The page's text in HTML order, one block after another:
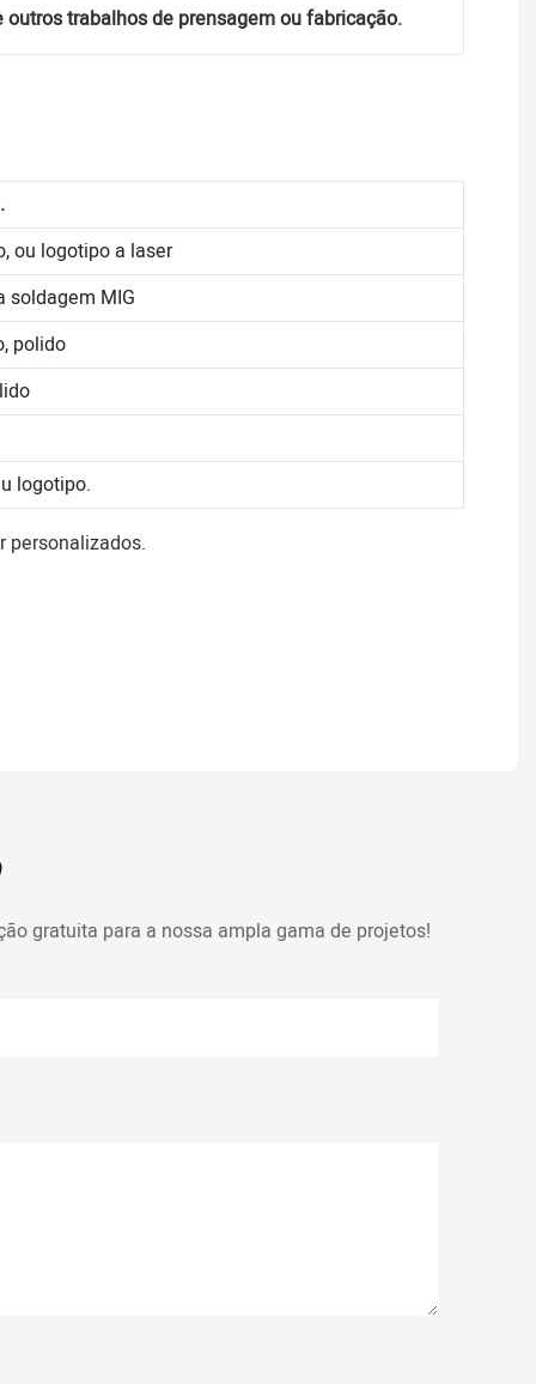
trabalhos de prensagem ou fabricação.
ou logotipo a laser
soldagem MIG
polido
logotipo.
gratuita para a nossa ampla gama de projetos!